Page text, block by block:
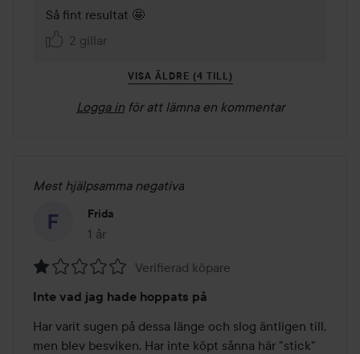
Så fint resultat 🤩
2 gillar
VISA ÄLDRE (4 TILL)
Logga in för att lämna en kommentar
Mest hjälpsamma negativa
Frida
1 år
Inlägget skapades 1 år
1
av
5
Verifierad köpare
Inte vad jag hade hoppats på
Har varit sugen på dessa länge och slog äntligen till,
men blev besviken. Har inte köpt sånna här "stick"